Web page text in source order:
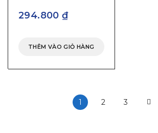
294.800₫
THÊM VÀO GIỎ HÀNG
1 2 3